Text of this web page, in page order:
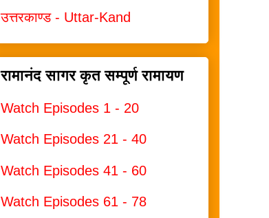
उत्तरकाण्ड - Uttar-Kand
रामानंद सागर कृत सम्पूर्ण रामायण
Watch Episodes 1 - 20
Watch Episodes 21 - 40
Watch Episodes 41 - 60
Watch Episodes 61 - 78